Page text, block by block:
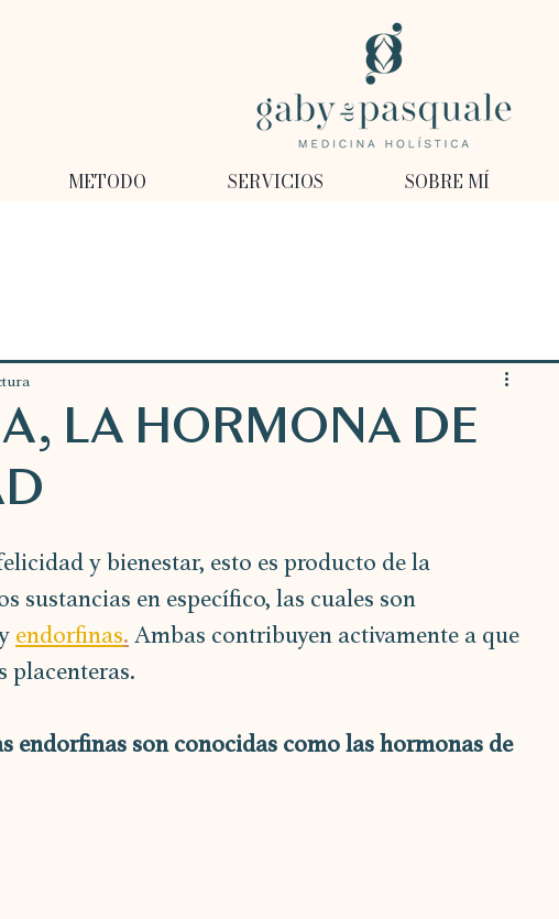
METODO SERVICIOS SOBRE MÍ
LA HORMONA DE
y bienestar, esto es producto de la
sustancias en específico, las cuales son
endorfinas. Ambas contribuyen activamente a que
placenteras.
endorfinas son conocidas como las hormonas de